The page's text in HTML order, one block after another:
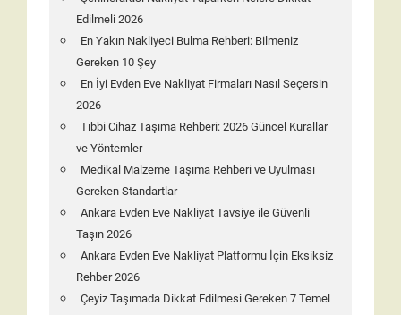
Edilmeli 2026
En Yakın Nakliyeci Bulma Rehberi: Bilmeniz
Gereken 10 Şey
En İyi Evden Eve Nakliyat Firmaları Nasıl Seçersin
2026
Tıbbi Cihaz Taşıma Rehberi: 2026 Güncel Kurallar
ve Yöntemler
Medikal Malzeme Taşıma Rehberi ve Uyulması
Gereken Standartlar
Ankara Evden Eve Nakliyat Tavsiye ile Güvenli
Taşın 2026
Ankara Evden Eve Nakliyat Platformu İçin Eksiksiz
Rehber 2026
Çeyiz Taşımada Dikkat Edilmesi Gereken 7 Temel